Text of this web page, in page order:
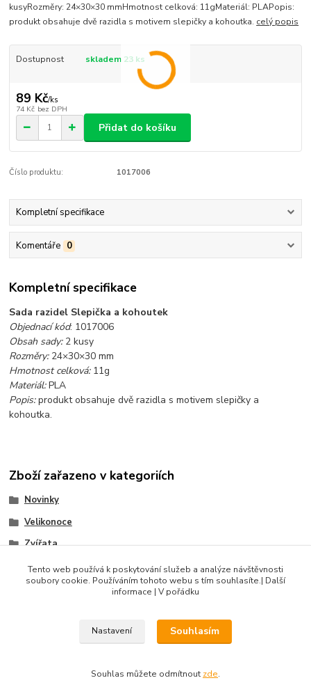
kusyRozměry: 24×30×30 mmHmotnost celková: 11gMateriál: PLAPopis:
produkt obsahuje dvě razidla s motivem slepičky a kohoutka. celý popis
Dostupnost skladem 23 ks
89 Kč/ks
74 Kč bez DPH
Přidat do košíku
Číslo produktu: 1017006
Kompletní specifikace
Komentáře 0
Kompletní specifikace
Sada razidel Slepička a kohoutek
Objednací kód: 1017006
Obsah sady:2 kusy
Rozměry:24×30×30 mm
Hmotnost celková:11g
Materiál:PLA
Popis:produkt obsahuje dvě razidla s motivem slepičky a
kohoutka.
Zboží zařazeno v kategoriích
Novinky
Velikonoce
Zvířata
Sady razidel
Produkty do 100 Kč
Tento web používá k poskytování služeb a analýze návštěvnosti
soubory cookie. Používáním tohoto webu s tím souhlasíte.| Další
informace | V pořádku
Nastavení Souhlasím
Souhlas můžete odmítnout zde.